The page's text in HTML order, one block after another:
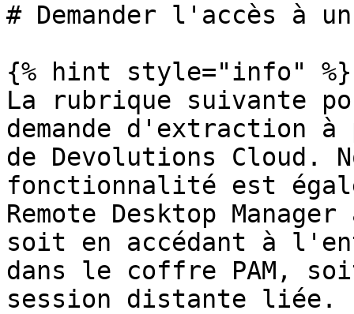
# Demander l'accès à
{% hint style="info" %}
La rubrique suivante
demande d'extraction
de Devolutions Cloud.
fonctionnalité est
Remote Desktop
soit en accédant à
dans le coffre PAM,
session distante liée.